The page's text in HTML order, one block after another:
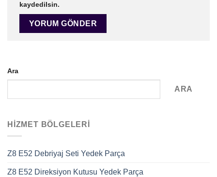
kaydedilsin.
Ara
ARA
HIZMET BÖLGELERI
Z8 E52 Debriyaj Seti Yedek Parça
Z8 E52 Direksiyon Kutusu Yedek Parça